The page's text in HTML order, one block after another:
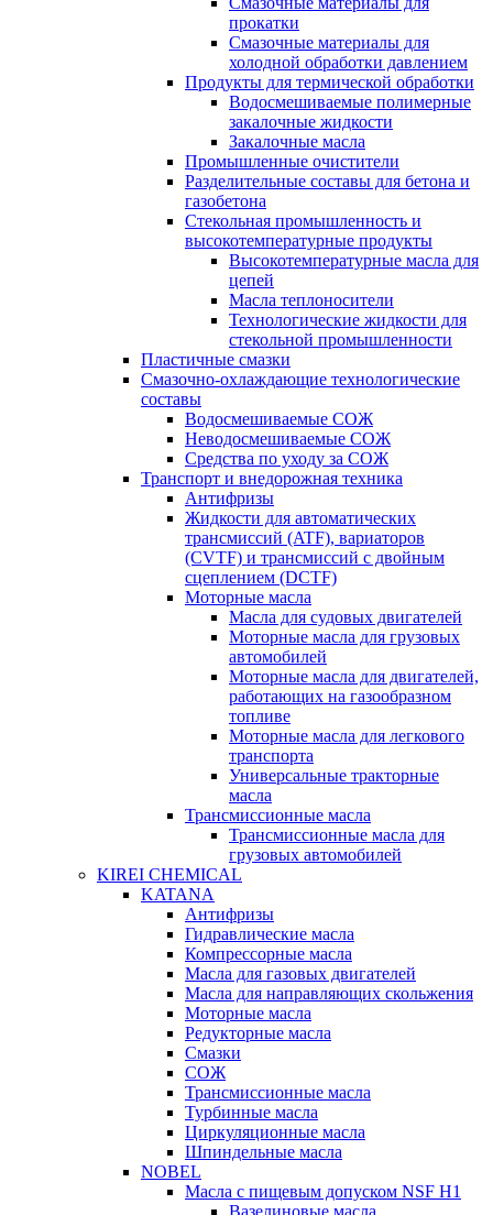
прокатки
Смазочные материалы для
холодной обработки давлением
Продукты для термической обработки
Водосмешиваемые полимерные
закалочные жидкости
Закалочные масла
Промышленные очистители
Разделительные составы для бетона и
газобетона
Стекольная промышленность и
высокотемпературные продукты
Высокотемпературные масла для
цепей
Масла теплоносители
Технологические жидкости для
стекольной промышленности
Пластичные смазки
Смазочно-охлаждающие технологические
составы
Водосмешиваемые СОЖ
Неводосмешиваемые СОЖ
Средства по уходу за СОЖ
Транспорт и внедорожная техника
Антифризы
Жидкости для автоматических
трансмиссий (ATF), вариаторов
(CVTF) и трансмиссий с двойным
сцеплением (DCTF)
Моторные масла
Масла для судовых двигателей
Моторные масла для грузовых
автомобилей
Моторные масла для двигателей,
работающих на газообразном
топливе
Моторные масла для легкового
транспорта
Универсальные тракторные
масла
Трансмиссионные масла
Трансмиссионные масла для
грузовых автомобилей
KIREI CHEMICAL
KATANA
Антифризы
Гидравлические масла
Компрессорные масла
Масла для газовых двигателей
Масла для направляющих скольжения
Моторные масла
Редукторные масла
Смазки
СОЖ
Трансмиссионные масла
Турбинные масла
Циркуляционные масла
Шпиндельные масла
NOBEL
Масла с пищевым допуском NSF H1
Вазелиновые масла